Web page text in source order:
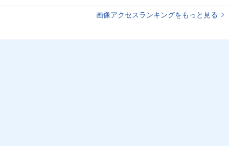
画像アクセスランキングをもっと見る